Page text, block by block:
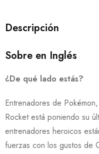
Descripción
Sobre en Inglés
¿De qué lado estás?
Entrenadores de
Rocket está poniendo su
entrenadores heroicos
fuerzas con los gustos de